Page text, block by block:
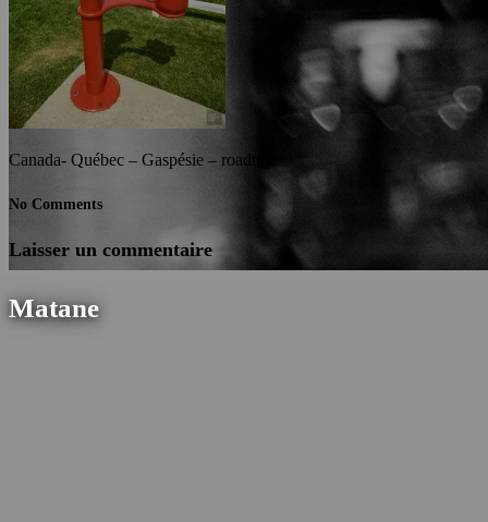
Matane
Canada- Québec – Gaspésie – roadtrip
No Comments
Laisser un commentaire